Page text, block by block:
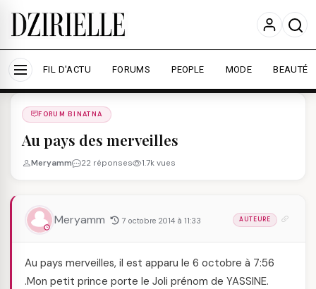
Nous utilisons des cookies pour améliorer votre
expérience et mesurer l'audience.
En savoir plus
Accepter tout Personnaliser
FIL D'ACTU FORUMS PEOPLE MODE BEAUTÉ
Forums
FORUM BINATNA
Au pays des merveilles
Meryamm 22 réponses 1.7k vues
Meryamm 7 octobre 2014 à 11:33 AUTEURE
Au pays merveilles, il est apparu le 6 octobre à 7:56
.Mon petit prince porte le Joli prénom de YASSINE.